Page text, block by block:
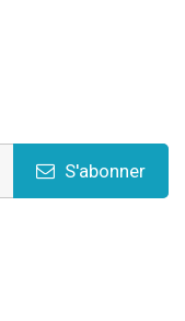
S'abonner